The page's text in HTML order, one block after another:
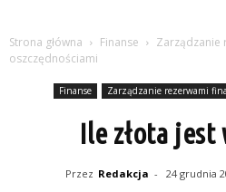
Strona główna Finanse
Zarządzanie
oszczędnościami
Finanse Zarządzanie rezerwami
Ile złota jest
Przez Redakcja - 24 grudnia